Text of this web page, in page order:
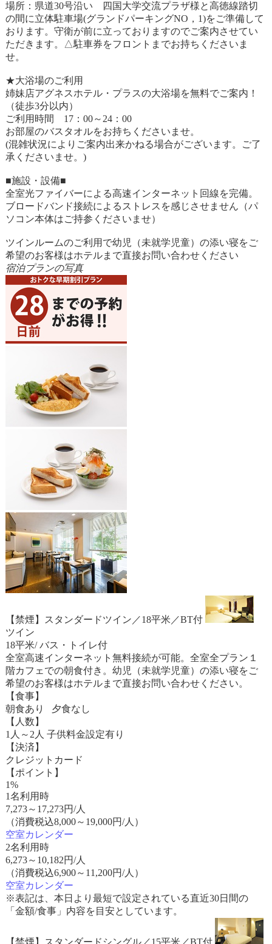
場所：県道30号沿い 四国大学交流プラザ様と高徳線踏切
の間に立体駐車場(グランドパーキングNO，1)をご準備して
おります。守衛が前に立っておりますのでご案内させてい
ただきます。△駐車券をフロントまでお持ちくださいま
せ。
★大浴場のご利用
姉妹店アグネスホテル・プラスの大浴場を無料でご案内！
（徒歩3分以内）
ご利用時間 17：00～24：00
お部屋のバスタオルをお持ちくださいませ。
(混雑状況によりご案内出来かねる場合がございます。ご了
承くださいませ。)
■施設・設備■
全室光ファイバーによる高速インターネット回線を完備。
ブロードバンド接続によるストレスを感じさせません（パ
ソコン本体はご持参くださいませ）
ツインルームのご利用で幼児（未就学児童）の添い寝をご
希望のお客様はホテルまで直接お問い合わせください
宿泊プランの写真
【禁煙】スタンダードツイン／18平米／BT付
ツイン
18平米/ バス・トイレ付
全室高速インターネット無料接続が可能。全室全プラン１
階カフェでの朝食付き。幼児（未就学児童）の添い寝をご
希望のお客様はホテルまで直接お問い合わせください。
【食事】
朝食あり 夕食なし
【人数】
1人～2人 子供料金設定有り
【決済】
クレジットカード
【ポイント】
1%
1名利用時
7,273～ 17,273円/人
（消費税込8,000～19,000円/人）
空室カレンダー
2名利用時
6,273～ 10,182円/人
（消費税込6,900～11,200円/人）
空室カレンダー
※表記は、本日より最短で設定されている直近30日間の
「金額/食事」内容を目安としています。
【禁煙】スタンダードシングル／15平米／BT付